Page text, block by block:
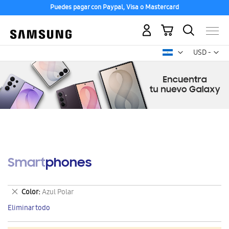
Puedes pagar con Paypal, Visa o Mastercard
USD -
dólar
Mi carrito
Smartphones
Color Azul Polar
Eliminar
este
artículo
Eliminar todo